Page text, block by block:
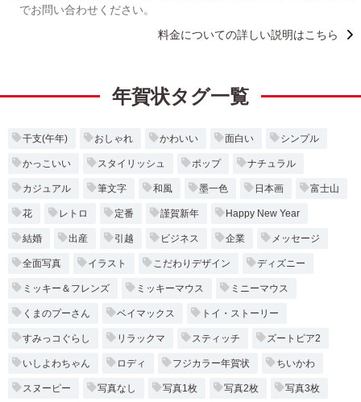
でお問い合わせください。
料金についての詳しい説明はこちら
年賀状タグ一覧
干支(午年) おしゃれ かわいい 面白い シンプル
かっこいい スタイリッシュ ポップ ナチュラル
カジュアル 筆文字 和風 墨一色 日本画 富士山
花 レトロ 定番 謹賀新年 Happy New Year
結婚 出産 引越 ビジネス 企業 メッセージ
全面写真 イラスト こだわりデザイン ディズニー
ミッキー＆フレンズ ミッキーマウス ミニーマウス
くまのプーさん ベイマックス トイ・ストーリー
すみっコぐらし リラックマ スティッチ ズートピア2
いしよわちゃん ロディ フジカラー年賀状 ちいかわ
スヌーピー 写真なし 写真1枚 写真2枚 写真3枚